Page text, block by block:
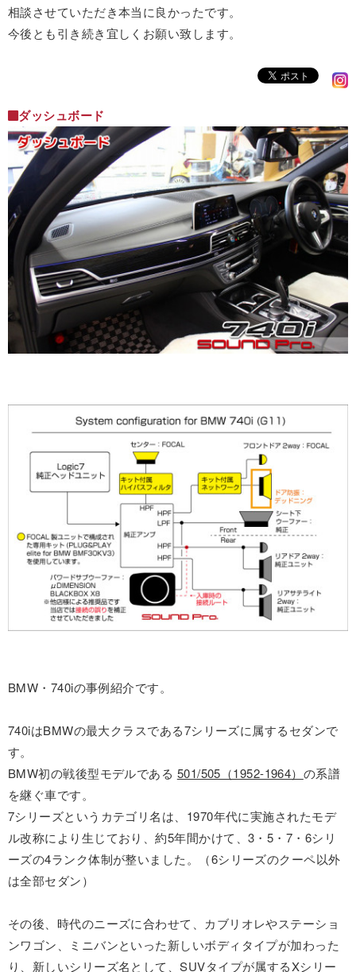
相談させていただき本当に良かったです。
今後とも引き続き宜しくお願い致します。
ダッシュボード
BMW・740iの事例紹介です。
740iはBMWの最大クラスである7シリーズに属するセダンで
す。
BMW初の戦後型モデルである 501/505（1952-1964） の系譜
を継ぐ車です。
7シリーズというカテゴリ名は、1970年代に実施されたモデ
ル改称により生じており、約5年間かけて、3・5・7・6シリ
ーズの4ランク体制が整いました。（6シリーズのクーペ以外
は全部セダン）
その後、時代のニーズに合わせて、カブリオレやステーショ
ンワゴン、ミニバンといった新しいボディタイプが加わった
り、新しいシリーズ名として、SUVタイプが属するXシリー